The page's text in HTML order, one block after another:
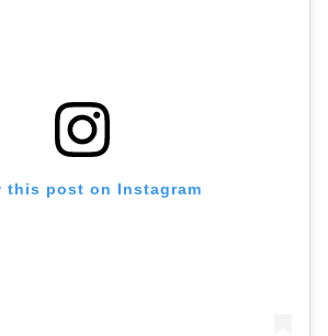
this post on Instagram